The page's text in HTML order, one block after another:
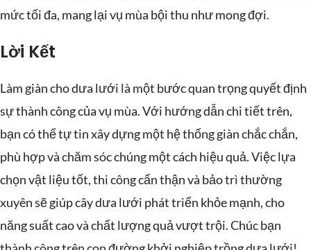
mức tối đa, mang lại vụ mùa bội thu như mong đợi.
Lời Kết
Làm giàn cho dưa lưới là một bước quan trọng quyết định
sự thành công của vụ mùa. Với hướng dẫn chi tiết trên,
bạn có thể tự tin xây dựng một hệ thống giàn chắc chắn,
phù hợp và chăm sóc chúng một cách hiệu quả. Việc lựa
chọn vật liệu tốt, thi công cẩn thận và bảo trì thường
xuyên sẽ giúp cây dưa lưới phát triển khỏe mạnh, cho
năng suất cao và chất lượng quả vượt trội. Chúc bạn